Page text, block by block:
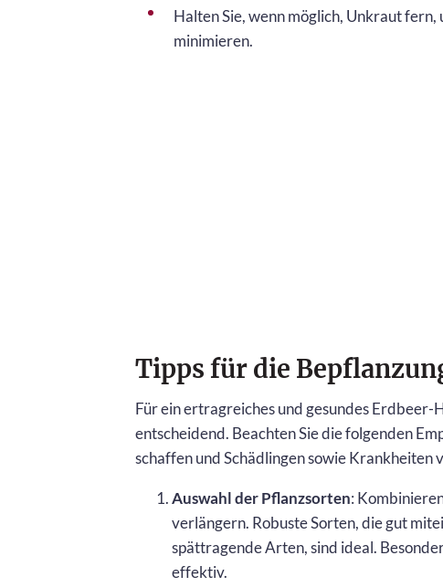
Halten Sie, wenn möglich, Unkraut
minimieren.
Tipps für die
Für ein ertragreiches und gesundes
entscheidend. Beachten Sie die folgenden
schaffen und Schädlingen sowie Krankheiten
Auswahl der Pflanzsorten:
verlängern. Robuste Sorten, die gut
spättragende Arten, sind ideal.
effektiv.